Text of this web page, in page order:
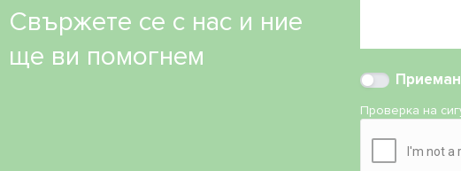
Свържете се с нас и ние
ще ви помогнем
Проверка на